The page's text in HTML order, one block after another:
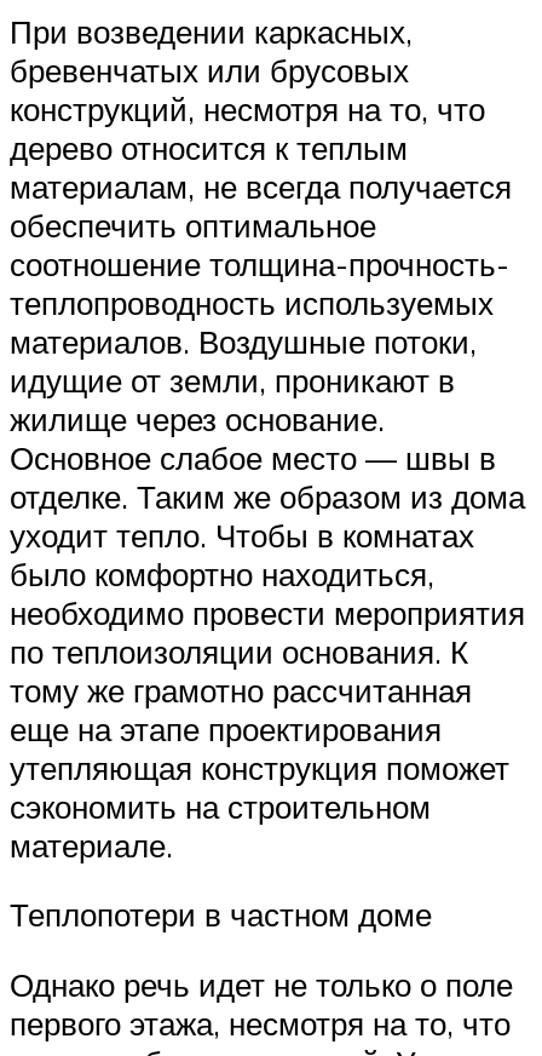
При возведении каркасных,
бревенчатых или брусовых
конструкций, несмотря на то, что
дерево относится к теплым
материалам, не всегда получается
обеспечить оптимальное
соотношение толщина-прочность-
теплопроводность используемых
материалов. Воздушные потоки,
идущие от земли, проникают в
жилище через основание.
Основное слабое место — швы в
отделке. Таким же образом из дома
уходит тепло. Чтобы в комнатах
было комфортно находиться,
необходимо провести мероприятия
по теплоизоляции основания. К
тому же грамотно рассчитанная
еще на этапе проектирования
утепляющая конструкция поможет
сэкономить на строительном
материале.
Теплопотери в частном доме
Однако речь идет не только о поле
первого этажа, несмотря на то, что